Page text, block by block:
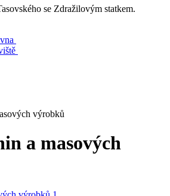
se Zdražilovým statkem.
výrobků
a masových